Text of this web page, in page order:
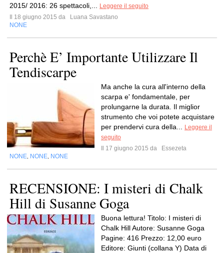
2015/ 2016: 26 spettacoli,...
Leggere il seguito
Il 18 giugno 2015 da
Luana Savastano
NONE
Perchè E’ Importante Utilizzare Il
Tendiscarpe
Ma anche la cura all'interno della
scarpa e' fondamentale, per
prolungarne la durata. Il miglior
strumento che voi potete acquistare
per prendervi cura della...
Leggere il
seguito
Il 17 giugno 2015 da
Essezeta
NONE NONE NONE
RECENSIONE: I misteri di Chalk
Hill di Susanne Goga
Buona lettura! Titolo: I misteri di
Chalk Hill Autore: Susanne Goga
Pagine: 416 Prezzo: 12,00 euro
Editore: Giunti (collana Y) Data di